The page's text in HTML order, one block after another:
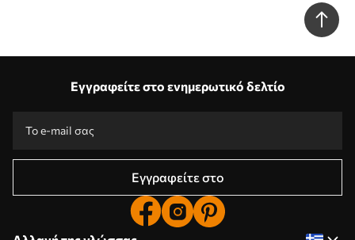
Εγγραφείτε στο ενημερωτικό δελτίο
Εγγραφείτε στο